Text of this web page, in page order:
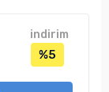
indirim
%5